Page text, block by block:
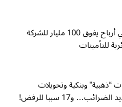
صافي أرباح يفوق 100 مليار للشركة
للتأمينات
“ذهبية” وبنكية وتحويلات
و17 سببا للرفض!